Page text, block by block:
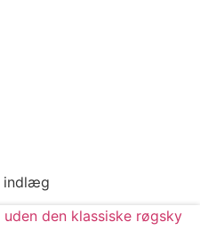
indlæg
den klassiske røgsky